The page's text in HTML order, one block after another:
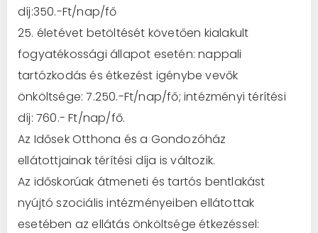
díj:350.-Ft/nap/fő
25. életévet betöltését követően kialakult
fogyatékossági állapot esetén: nappali
tartózkodás és étkezést igénybe vevők
önköltsége: 7.250.-Ft/nap/fő; intézményi térítési
díj: 760.- Ft/nap/fő.
Az Idősek Otthona és a Gondozóház
ellátottjainak térítési díja is változik.
Az időskorúak átmeneti és tartós bentlakást
nyújtó szociális intézményeiben ellátottak
esetében az ellátás önköltsége étkezéssel: